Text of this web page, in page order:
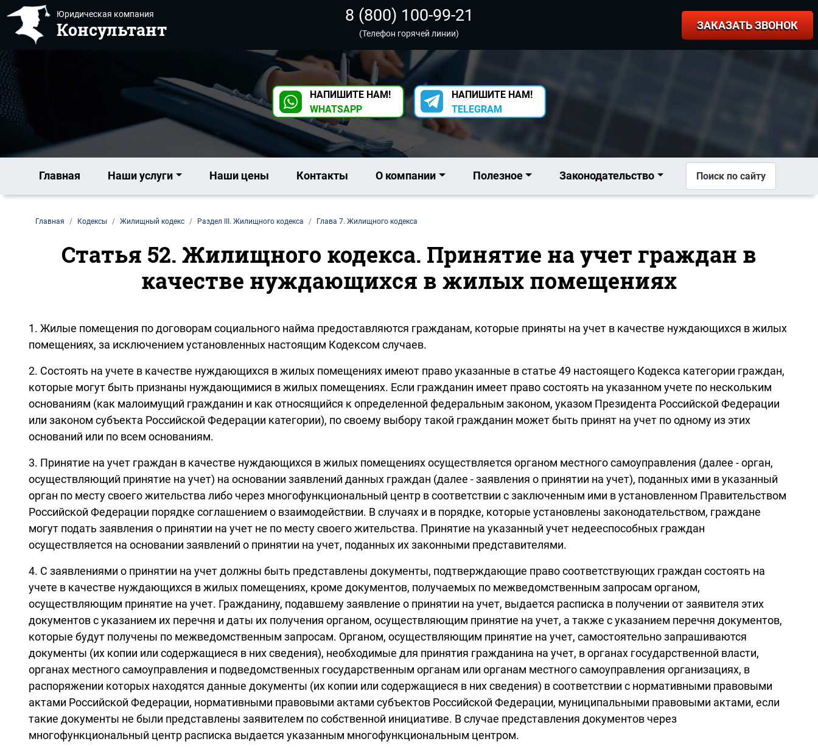
Юридическая компания
Консультант
8 (800) 100-99-21
(Телефон горячей линии)
ЗАКАЗАТЬ ЗВОНОК
НАПИШИТЕ НАМ!
WHATSAPP
НАПИШИТЕ НАМ!
TELEGRAM
Главная Наши услуги Наши цены Контакты О компании Полезное Законодательство Поиск по сайту
Главная Кодексы Жилищный кодекс Раздел III. Жилищного кодекса Глава 7. Жилищного кодекса
Статья 52. Жилищного кодекса. Принятие на учет граждан в
качестве нуждающихся в жилых помещениях
1. Жилые помещения по договорам социального найма предоставляются гражданам, которые приняты на учет в качестве нуждающихся в жилых
помещениях, за исключением установленных настоящим Кодексом случаев.
2. Состоять на учете в качестве нуждающихся в жилых помещениях имеют право указанные в статье 49 настоящего Кодекса категории граждан,
которые могут быть признаны нуждающимися в жилых помещениях. Если гражданин имеет право состоять на указанном учете по нескольким
основаниям (как малоимущий гражданин и как относящийся к определенной федеральным законом, указом Президента Российской Федерации
или законом субъекта Российской Федерации категории), по своему выбору такой гражданин может быть принят на учет по одному из этих
оснований или по всем основаниям.
3. Принятие на учет граждан в качестве нуждающихся в жилых помещениях осуществляется органом местного самоуправления (далее - орган,
осуществляющий принятие на учет) на основании заявлений данных граждан (далее - заявления о принятии на учет), поданных ими в указанный
орган по месту своего жительства либо через многофункциональный центр в соответствии с заключенным ими в установленном Правительством
Российской Федерации порядке соглашением о взаимодействии. В случаях и в порядке, которые установлены законодательством, граждане
могут подать заявления о принятии на учет не по месту своего жительства. Принятие на указанный учет недееспособных граждан
осуществляется на основании заявлений о принятии на учет, поданных их законными представителями.
4. С заявлениями о принятии на учет должны быть представлены документы, подтверждающие право соответствующих граждан состоять на
учете в качестве нуждающихся в жилых помещениях, кроме документов, получаемых по межведомственным запросам органом,
осуществляющим принятие на учет. Гражданину, подавшему заявление о принятии на учет, выдается расписка в получении от заявителя этих
документов с указанием их перечня и даты их получения органом, осуществляющим принятие на учет, а также с указанием перечня документов,
которые будут получены по межведомственным запросам. Органом, осуществляющим принятие на учет, самостоятельно запрашиваются
документы (их копии или содержащиеся в них сведения), необходимые для принятия гражданина на учет, в органах государственной власти,
органах местного самоуправления и подведомственных государственным органам или органам местного самоуправления организациях, в
распоряжении которых находятся данные документы (их копии или содержащиеся в них сведения) в соответствии с нормативными правовыми
актами Российской Федерации, нормативными правовыми актами субъектов Российской Федерации, муниципальными правовыми актами, если
такие документы не были представлены заявителем по собственной инициативе. В случае представления документов через
многофункциональный центр расписка выдается указанным многофункциональным центром.